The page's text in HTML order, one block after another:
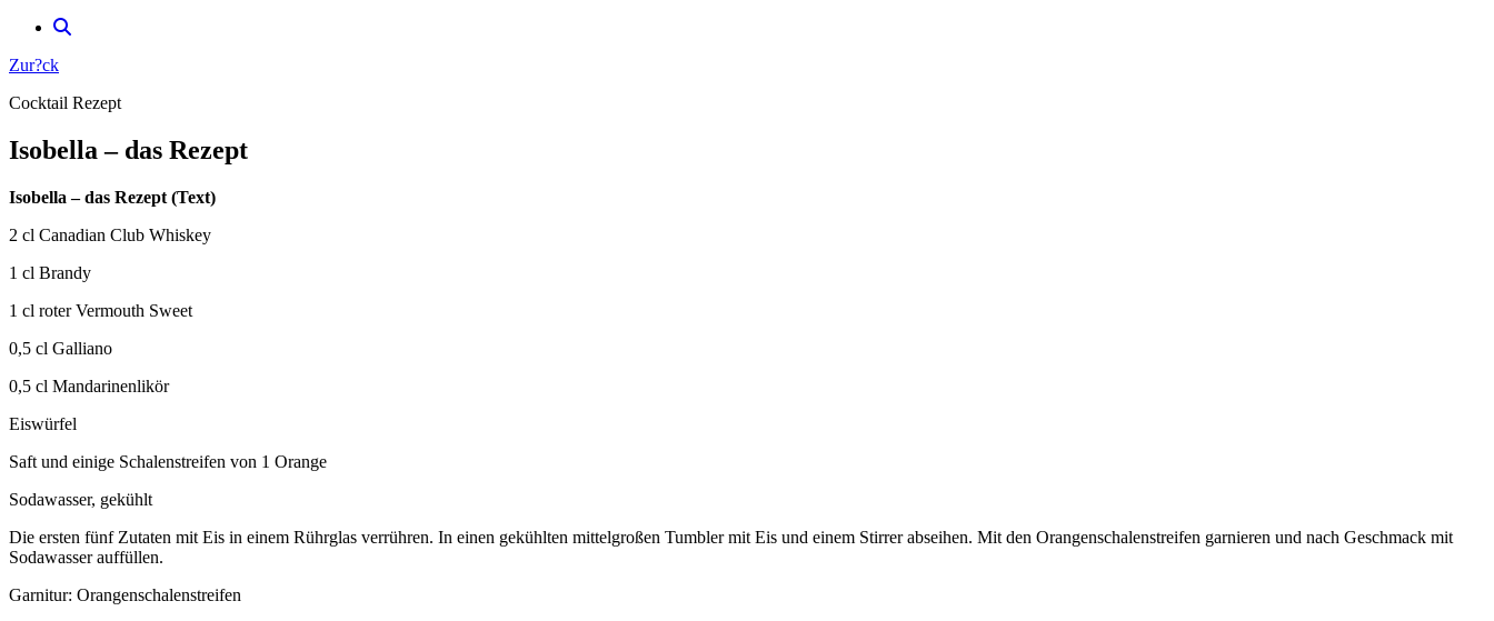
Zur?ck
Cocktail Rezept
Isobella – das Rezept
Isobella – das Rezept (Text)
2 cl Canadian Club Whiskey
1 cl Brandy
1 cl roter Vermouth Sweet
0,5 cl Galliano
0,5 cl Mandarinenlikör
Eiswürfel
Saft und einige Schalenstreifen von 1 Orange
Sodawasser, gekühlt
Die ersten fünf Zutaten mit Eis in einem Rührglas verrühren. In einen gekühlten mittelgroßen Tumbler mit Eis und einem Stirrer abseihen. Mit den Orangenschalenstreifen garnieren und nach Geschmack mit
Sodawasser auffüllen.
Garnitur: Orangenschalenstreifen